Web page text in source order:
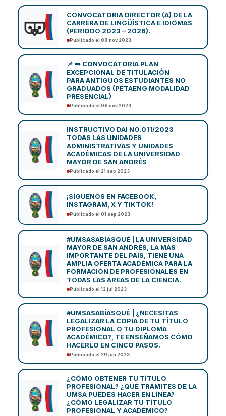
CONVOCATORIA DIRECTOR (A) DE LA
CARRERA DE LINGÜÍSTICA E IDIOMAS
(PERIODO 2023 – 2026).
Publicado el 08 nov 2023
📌 ➡️ CONVOCATORIA PLAN
EXCEPCIONAL DE TITULACIÓN
PARA ANTIGUOS ESTUDIANTES NO
GRADUADOS (PETAENG MODALIDAD
PRESENCIAL)
Publicado el 06 nov 2023
INSTRUCTIVO DAI NO.011/2023
TODAS LAS UNIDADES
ADMINISTRATIVAS Y UNIDADES
ACADÉMICAS DE LA UNIVERSIDAD
MAYOR DE SAN ANDRÉS
Publicado el 21 sep 2023
¡SÍGUENOS EN FACEBOOK,
INSTAGRAM, X Y TIKTOK!
Publicado el 01 sep 2023
#UMSASABÍASQUÉ | LA UNIVERSIDAD
MAYOR DE SAN ANDRÉS, LA MÁS
IMPORTANTE DEL PAÍS, TIENE UNA
AMPLIA OFERTA ACADÉMICA PARA LA
FORMACIÓN DE PROFESIONALES EN
TODAS LAS ÁREAS DE LA CIENCIA.
Publicado el 12 jul 2023
#UMSASABÍASQUÉ | ¿NECESITAS
LEGALIZAR LA COPIA DE TU TÍTULO
PROFESIONAL O TU DIPLOMA
ACADÉMICO?, TE ENSEÑAMOS CÓMO
HACERLO EN CINCO PASOS.
Publicado el 29 jun 2023
¿CÓMO OBTENER TU TÍTULO
PROFESIONAL? ¿QUÉ TRÁMITES DE LA
UMSA PUEDES HACER EN LÍNEA?
¿CÓMO LEGALIZAR TU TÍTULO
PROFESIONAL Y ACADÉMICO?